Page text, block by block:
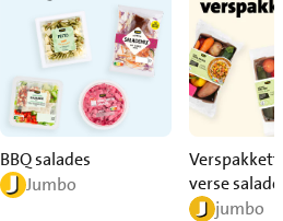
BBQ salades
Jumbo
verse
jumbo